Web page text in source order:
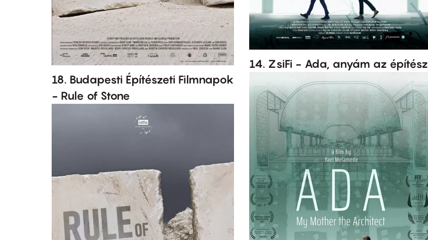
18. Budapesti Építészeti Filmnapok
- Rule of Stone
14. ZsiFi - Ada, anyám az építész